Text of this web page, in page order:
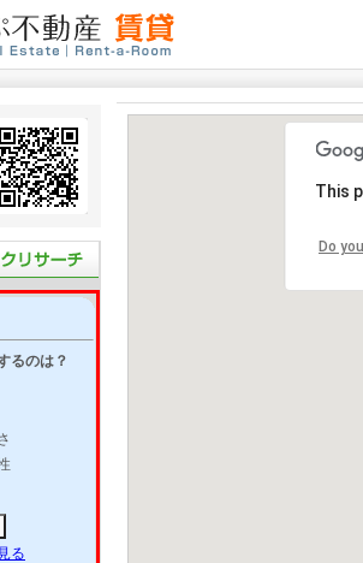
るのは？
る
This
Do